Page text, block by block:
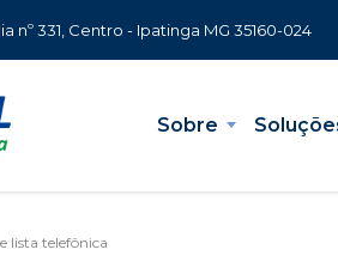
nº 331, Centro - Ipatinga MG 35160-024
Sobre
lista telefônica